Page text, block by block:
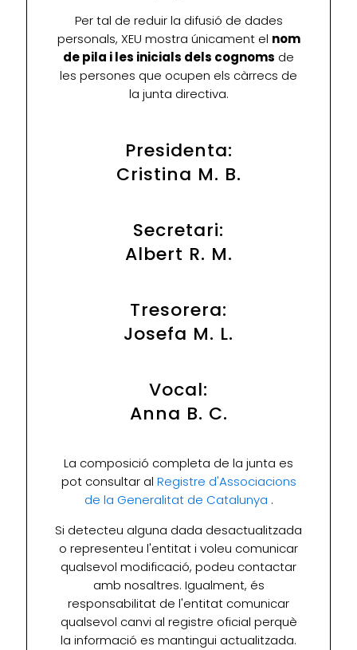
Per tal de reduir la difusió de dades
personals, XEU mostra únicament el nom
de pila i les inicials dels cognoms de
les persones que ocupen els càrrecs de
la junta directiva.
Presidenta:
Cristina M. B.
Secretari:
Albert R. M.
Tresorera:
Josefa M. L.
Vocal:
Anna B. C.
La composició completa de la junta es
pot consultar al Registre d'Associacions
de la Generalitat de Catalunya .
Si detecteu alguna dada desactualitzada
o representeu l'entitat i voleu comunicar
qualsevol modificació, podeu contactar
amb nosaltres. Igualment, és
responsabilitat de l'entitat comunicar
qualsevol canvi al registre oficial perquè
la informació es mantingui actualitzada.